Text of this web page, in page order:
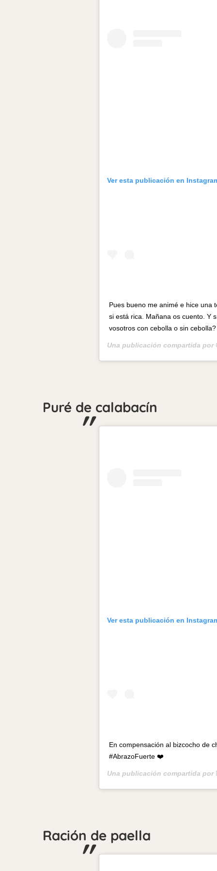
Ver esta publicación en
Pues bueno me animé e hice
si está rica. Mañana os cuento. Y
vosotros con cebolla o sin cebolla?
Una publicación compartida por
Puré de calabacín
Ver esta publicación en
En compensación al bizcocho de
#AbrazoFuerte ❤️
Una publicación compartida por
Ración de paella